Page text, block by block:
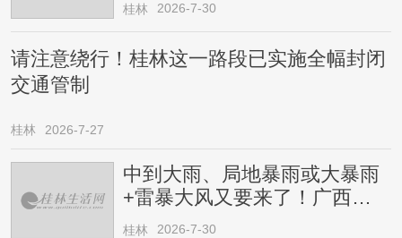
桂林 2026-7-30
请注意绕行！桂林这一路段已实施全幅封闭
交通管制
桂林 2026-7-27
中到大雨、局地暴雨或大暴雨
+雷暴大风又要来了！广西人
请注意
桂林 2026-7-30